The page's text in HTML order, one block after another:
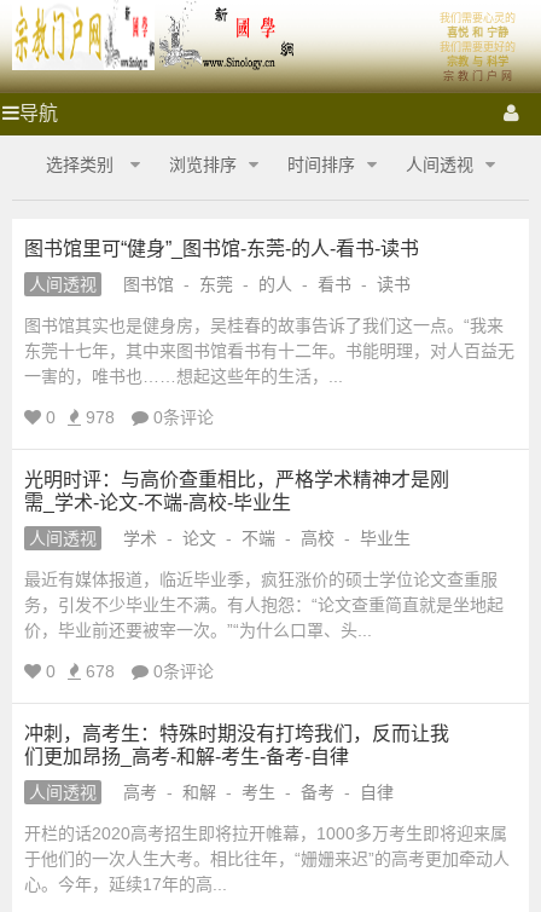
我们需要心灵的
喜悦 和 宁静
我们需要更好的
宗教 与 科学
宗 教 门 户 网
导航
宗
户
网
宗
教
商
城
_
宗
融
合
网-
国
学
_
国
学
网
国
学
网
站
宗
教
网
教
商
城
教
祭拜圣地 宗教门户 各大宗教 宗教艺术 宗教影音
选择类别 浏览排序 时间排序 人间透视
图书馆里可“健身”_图书馆-东莞-的人-看书-读书
人间透视 图书馆 - 东莞 - 的人 - 看书 - 读书
图书馆其实也是健身房，吴桂春的故事告诉了我们这一点。“我来
东莞十七年，其中来图书馆看书有十二年。书能明理，对人百益无
一害的，唯书也……想起这些年的生活，...
0 978 0条评论
光明时评：与高价查重相比，严格学术精神才是刚
需_学术-论文-不端-高校-毕业生
人间透视 学术 - 论文 - 不端 - 高校 - 毕业生
最近有媒体报道，临近毕业季，疯狂涨价的硕士学位论文查重服
务，引发不少毕业生不满。有人抱怨：“论文查重简直就是坐地起
价，毕业前还要被宰一次。”“为什么口罩、头...
0 678 0条评论
冲刺，高考生：特殊时期没有打垮我们，反而让我
们更加昂扬_高考-和解-考生-备考-自律
人间透视 高考 - 和解 - 考生 - 备考 - 自律
开栏的话2020高考招生即将拉开帷幕，1000多万考生即将迎来属
于他们的一次人生大考。相比往年，“姗姗来迟”的高考更加牵动人
心。今年，延续17年的高...